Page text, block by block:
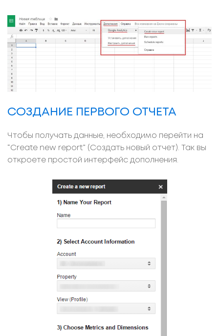
СОЗДАНИЕ ПЕРВОГО ОТЧЕТА
Чтобы получать данные, необходимо перейти на
“Create new report” (Создать новый отчет). Так вы
откроете простой интерфейс дополнения.